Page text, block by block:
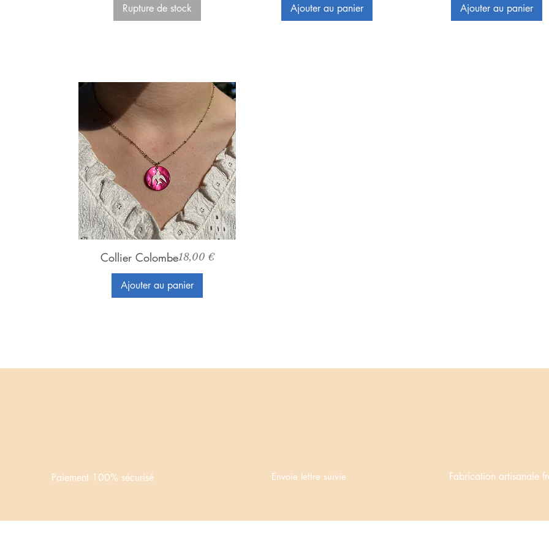
Rupture de stock Ajouter au panier Ajouter au panier
Aperçu rapide
Collier ColombePrix
18,00 €
Ajouter au panier
Paiement 100% sécurisé Envoie lettre suivie Fabrication artisanale